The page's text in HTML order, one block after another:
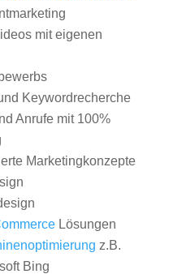
mit eigenen
Keywordrecherche
Anrufe mit 100%
Marketingkonzepte
Lösungen
z.B.
Bing